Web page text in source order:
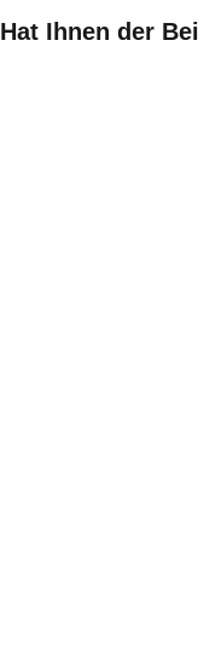
Hat Ihnen der